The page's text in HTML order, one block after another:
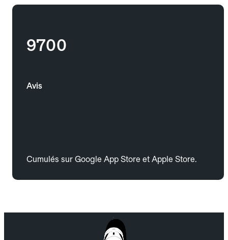
9700
Avis
Cumulés sur Google App Store et Apple Store.